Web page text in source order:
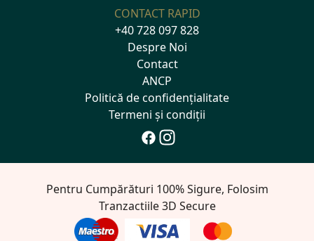
CONTACT RAPID
+40 728 097 828
Despre Noi
Contact
ANCP
Politică de confidențialitate
Termeni și condiții
Pentru Cumpărături 100% Sigure, Folosim
Tranzactiile 3D Secure